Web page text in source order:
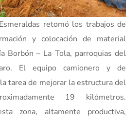
retomó los trabajos de
y colocación de material
Borbón – La Tola, parroquias del
El equipo camionero y de
tarea de mejorar la estructura del
19 kilómetros.
zona, altamente productiva,